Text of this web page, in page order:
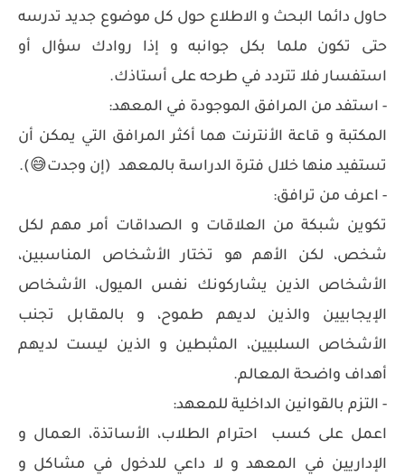
حاول دائما البحث و الاطلاع حول كل موضوع جديد تدرسه
حتى تكون ملما بكل جوانبه و إذا روادك سؤال أو
استفسار فلا تتردد في طرحه على أستاذك.
- استفد من المرافق الموجودة في المعهد:
المكتبة و قاعة الأنترنت هما أكثر المرافق التي يمكن أن
تستفيد منها خلال فترة الدراسة بالمعهد (إن وجدت😅).
- اعرف من ترافق:
تكوين شبكة من العلاقات و الصداقات أمر مهم لكل
شخص، لكن الأهم هو تختار الأشخاص المناسبين،
الأشخاص الذين يشاركونك نفس الميول، الأشخاص
الإيجابيين والذين لديهم طموح، و بالمقابل تجنب
الأشخاص السلبيين، المثبطين و الذين ليست لديهم
أهداف واضحة المعالم.
- التزم بالقوانين الداخلية للمعهد:
اعمل على كسب احترام الطلاب، الأساتذة، العمال و
الإداريين في المعهد و لا داعي للدخول في مشاكل و